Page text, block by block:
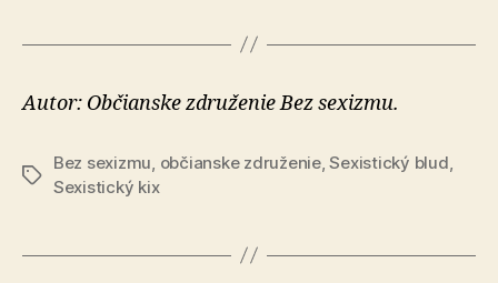
Autor: Občianske združenie Bez sexizmu.
Značky
Bez sexizmu občianske združenie,Sexistický blud
Sexistický kix